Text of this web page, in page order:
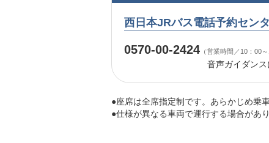
西日本JRバス電話予約セン
0570-00-2424 （営業時間／10：00
音声ガイダン
●座席は全席指定制です。あらかじめ乗
●仕様が異なる車両で運行する場合があり